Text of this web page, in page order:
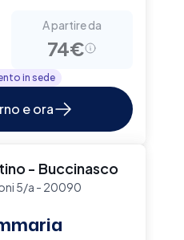
A partire da
74€
in sede
e ora
- Buccinasco
5/a - 20090